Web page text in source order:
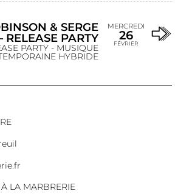
& SERGE
RELEASE PARTY
PARTY - MUSIQUE
HYBRIDE
MERCREDI
26
FÉVRIER
LA MARBRERIE